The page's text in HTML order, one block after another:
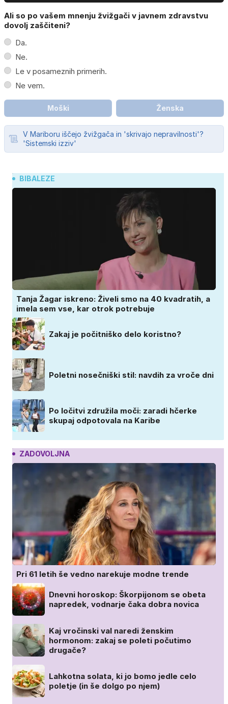
Ali so po vašem mnenju žvižgači v javnem zdravstvu
dovolj zaščiteni?
Da.
Ne.
Le v posameznih primerih.
Ne vem.
Moški Ženska
V Mariboru iščejo žvižgača in 'skrivajo nepravilnosti'?
'Sistemski izziv'
BIBALEZE
Tanja Žagar iskreno: Živeli smo na 40 kvadratih, a
imela sem vse, kar otrok potrebuje
Zakaj je počitniško delo koristno?
Poletni nosečniški stil: navdih za vroče dni
Po ločitvi združila moči: zaradi hčerke
skupaj odpotovala na Karibe
ZADOVOLJNA
Pri 61 letih še vedno narekuje modne trende
Dnevni horoskop: Škorpijonom se obeta
napredek, vodnarje čaka dobra novica
Kaj vročinski val naredi ženskim
hormonom: zakaj se poleti počutimo
drugače?
Lahkotna solata, ki jo bomo jedle celo
poletje (in še dolgo po njem)